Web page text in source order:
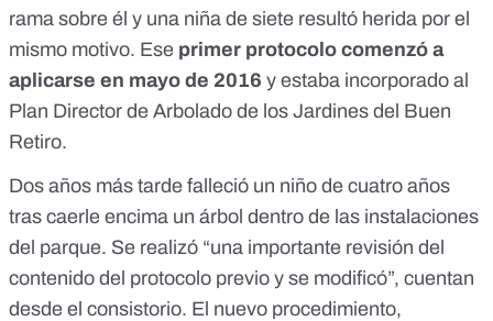
rama sobre él y una niña de siete resultó herida por el
mismo motivo. Ese primer protocolo comenzó a
aplicarse en mayo de 2016 y estaba incorporado al
Plan Director de Arbolado de los Jardines del Buen
Retiro.
Dos años más tarde falleció un niño de cuatro años
tras caerle encima un árbol dentro de las instalaciones
del parque. Se realizó “una importante revisión del
contenido del protocolo previo y se modificó”, cuentan
desde el consistorio. El nuevo procedimiento,